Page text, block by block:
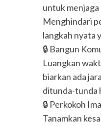
untuk menjaga
Menghindari
langkah nyata
🔒 Bangun
Luangkan
biarkan ada
ditunda-tunda
🔒 Perkokoh
Tanamkan